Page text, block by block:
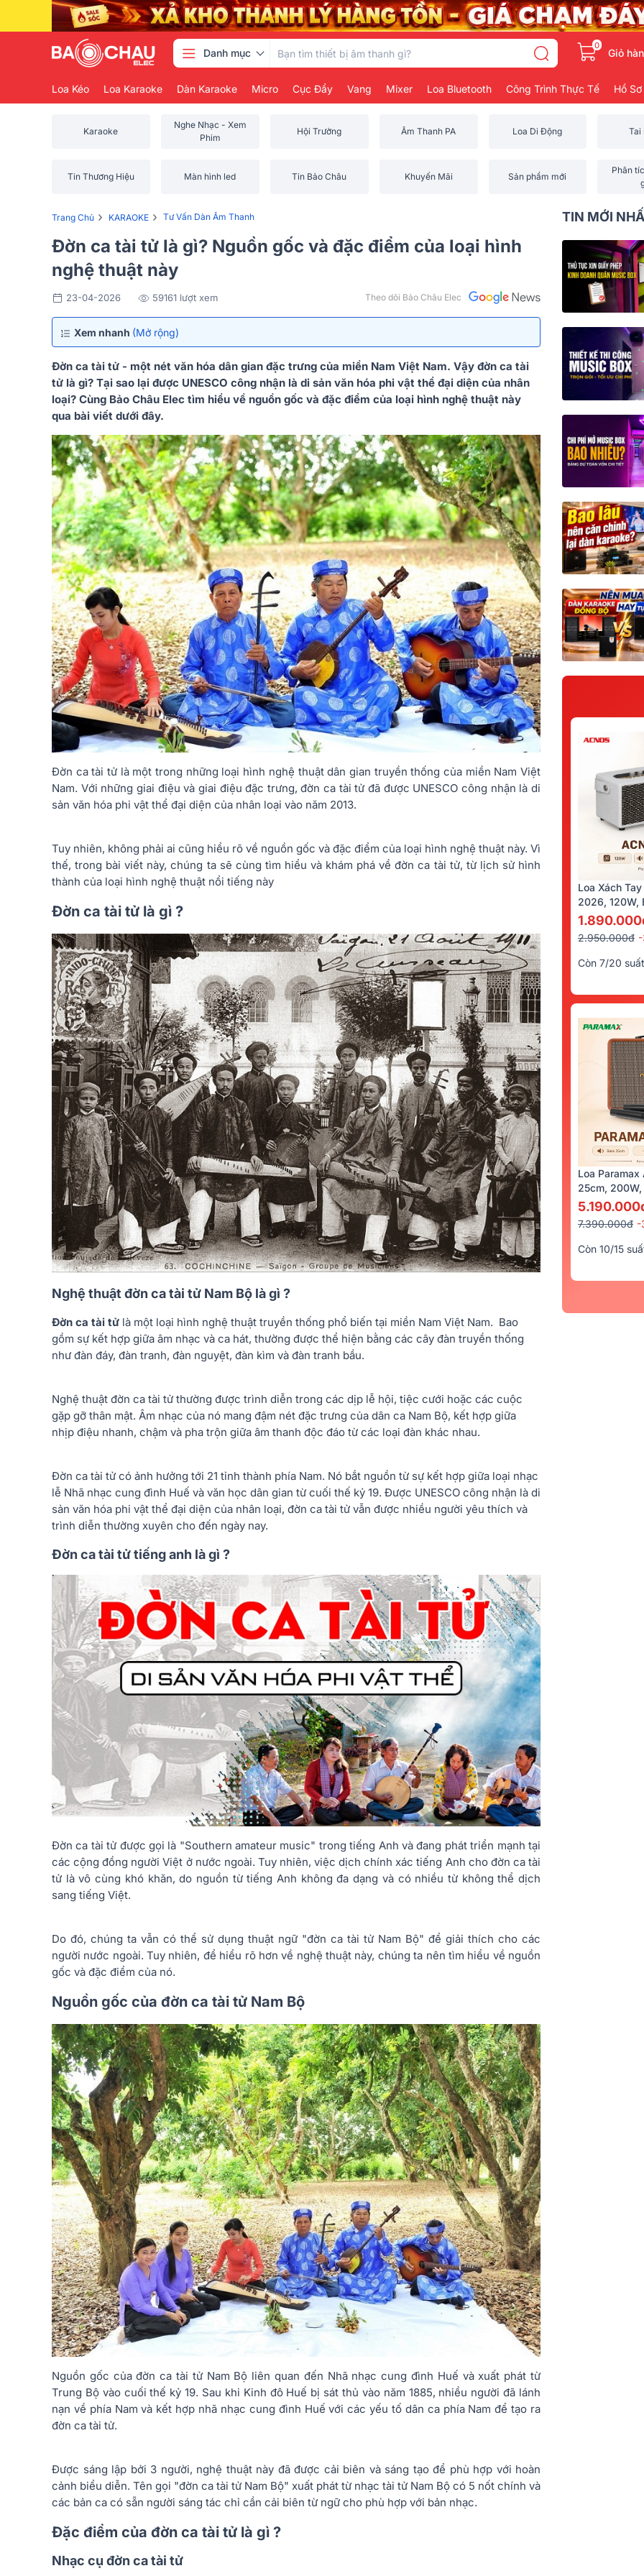
Danh mục
0
Giỏ
Loa Kéo Loa Karaoke Dàn Karaoke Micro Cục Đẩy Vang Mixer Loa Bluetooth Công Trình Thực Tế Hồ
Karaoke
Nghe Nhạc - Xem
Phim
Hội Trường Âm Thanh PA Loa Di Động Tai
Tin Thương Hiệu Màn hình led Tin Bảo Châu Khuyến Mãi Sản phẩm mới
Phân
Trang Chủ › KARAOKE › Tư Vấn Dàn Âm Thanh
Đờn ca tài tử là gì? Nguồn gốc và đặc điểm của loại hình
nghệ thuật này
23-04-2026 59161 lượt xem Theo dõi Bảo Châu Elec
Xem nhanh (Mở rộng)
Đờn ca tài tử - một nét văn hóa dân gian đặc trưng của miền Nam Việt Nam. Vậy đờn ca tài
tử là gì? Tại sao lại được UNESCO công nhận là di sản văn hóa phi vật thể đại diện của nhân
loại? Cùng Bảo Châu Elec tìm hiểu về nguồn gốc và đặc điểm của loại hình nghệ thuật này
qua bài viết dưới đây.
Đờn ca tài tử là một trong những loại hình nghệ thuật dân gian truyền thống của miền Nam Việt
Nam. Với những giai điệu và giai điệu đặc trưng, đờn ca tài tử đã được UNESCO công nhận là di
sản văn hóa phi vật thể đại diện của nhân loại vào năm 2013.
Tuy nhiên, không phải ai cũng hiểu rõ về nguồn gốc và đặc điểm của loại hình nghệ thuật này. Vì
thế, trong bài viết này, chúng ta sẽ cùng tìm hiểu và khám phá về đờn ca tài tử, từ lịch sử hình
thành của loại hình nghệ thuật nổi tiếng này
Đờn ca tài tử là gì ?
Nghệ thuật đờn ca tài tử Nam Bộ là gì ?
Đờn ca tài tử là một loại hình nghệ thuật truyền thống phổ biến tại miền Nam Việt Nam. Bao
gồm sự kết hợp giữa âm nhạc và ca hát, thường được thể hiện bằng các cây đàn truyền thống
như đàn đáy, đàn tranh, đàn nguyệt, đàn kìm và đàn tranh bầu.
Nghệ thuật đờn ca tài tử thường được trình diễn trong các dịp lễ hội, tiệc cưới hoặc các cuộc
gặp gỡ thân mật. Âm nhạc của nó mang đậm nét đặc trưng của dân ca Nam Bộ, kết hợp giữa
nhịp điệu nhanh, chậm và pha trộn giữa âm thanh độc đáo từ các loại đàn khác nhau.
Đờn ca tài tử có ảnh hưởng tới 21 tỉnh thành phía Nam. Nó bắt nguồn từ sự kết hợp giữa loại nhạc
lễ Nhã nhạc cung đình Huế và văn học dân gian từ cuối thế kỷ 19. Được UNESCO công nhận là di
sản văn hóa phi vật thể đại diện của nhân loại, đờn ca tài tử vẫn được nhiều người yêu thích và
trình diễn thường xuyên cho đến ngày nay.
Đờn ca tài tử tiếng anh là gì ?
Đờn ca tài tử được gọi là "Southern amateur music" trong tiếng Anh và đang phát triển mạnh tại
các cộng đồng người Việt ở nước ngoài. Tuy nhiên, việc dịch chính xác tiếng Anh cho đờn ca tài
tử là vô cùng khó khăn, do nguồn từ tiếng Anh không đa dạng và có nhiều từ không thể dịch
sang tiếng Việt.
Do đó, chúng ta vẫn có thể sử dụng thuật ngữ "đờn ca tài tử Nam Bộ" để giải thích cho các
người nước ngoài. Tuy nhiên, để hiểu rõ hơn về nghệ thuật này, chúng ta nên tìm hiểu về nguồn
gốc và đặc điểm của nó.
Nguồn gốc của đờn ca tài tử Nam Bộ
Nguồn gốc của đờn ca tài tử Nam Bộ liên quan đến Nhã nhạc cung đình Huế và xuất phát từ
Trung Bộ vào cuối thế kỷ 19. Sau khi Kinh đô Huế bị sát thủ vào năm 1885, nhiều người đã lánh
nạn về phía Nam và kết hợp nhã nhạc cung đình Huế với các yếu tố dân ca phía Nam để tạo ra
đờn ca tài tử.
Được sáng lập bởi 3 người, nghệ thuật này đã được cải biên và sáng tạo để phù hợp với hoàn
cảnh biểu diễn. Tên gọi "đờn ca tài tử Nam Bộ" xuất phát từ nhạc tài tử Nam Bộ có 5 nốt chính và
các bản ca có sẵn người sáng tác chỉ cần cải biên từ ngữ cho phù hợp với bản nhạc.
Đặc điểm của đờn ca tài tử là gì ?
Nhạc cụ đờn ca tài tử
TIN MỚI
Loa Xách
2026, 120W,
Kèm 2 Tay
2.950.000đ
Còn 7/20 suất
Loa
25cm,
7.390.000đ -
Còn 10/15